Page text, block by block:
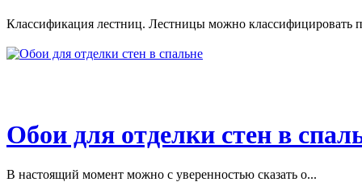
Классификация лестниц. Лестницы можно классифицировать
Обои для отделки стен в
В настоящий момент можно с уверенностью сказать о...